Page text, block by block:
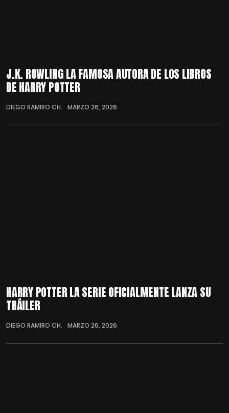
J.K. ROWLING LA FAMOSA AUTORA DE LOS LIBROS
DE HARRY POTTER
DIEGO RAMIRO CH. MARZO 26, 2026
HARRY POTTER LA SERIE OFICIALMENTE LANZA SU
TRÁILER
DIEGO RAMIRO CH. MARZO 26, 2026